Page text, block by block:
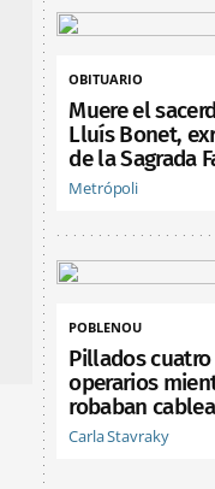
OBITUARIO
Muere el
Lluís Bonet,
de la Sagrada
Metrópoli
POBLENOU
Pillados
operarios
robaban
Carla Stavraky